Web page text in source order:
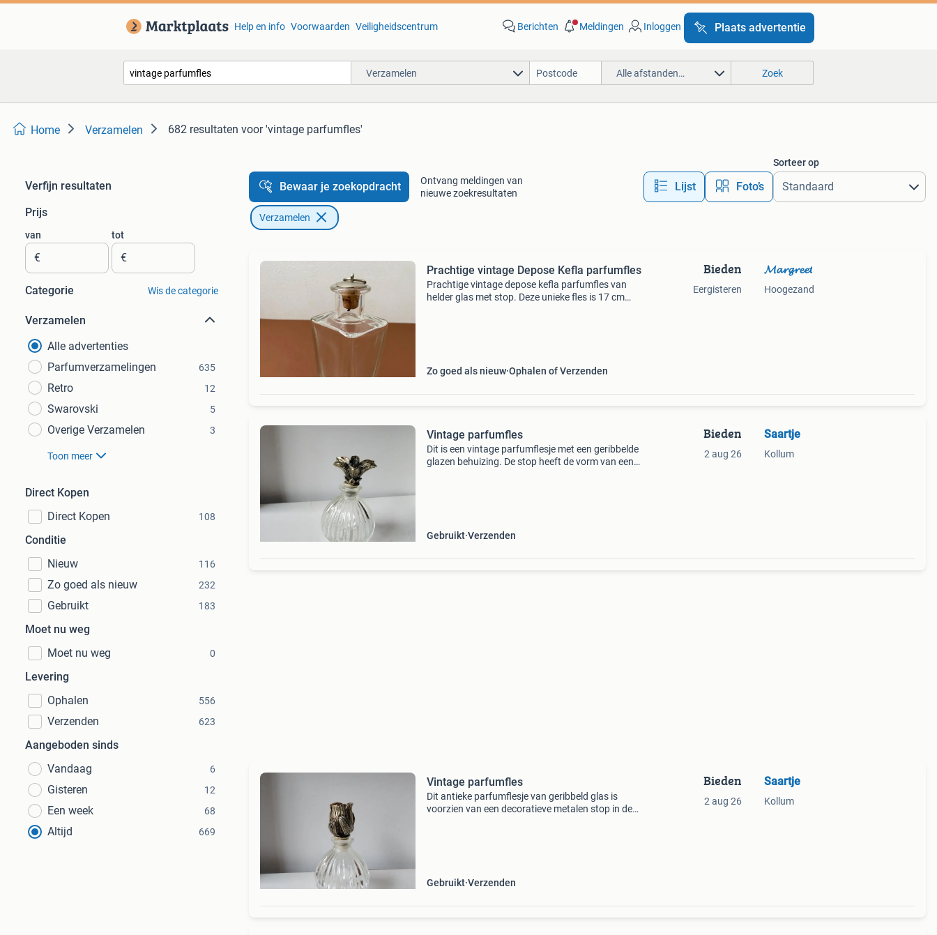
Help en info Voorwaarden Veiligheidscentrum Berichten Meldingen Inloggen Plaats advertentie
Verzamelen Alle afstanden… Zoek
Home Verzamelen 682 resultaten voor 'vintage parfumfles'
Verfijn resultaten
Prijs
van
€
tot
€
Categorie Wis de categorie
Verzamelen
Alle advertenties
Parfumverzamelingen
635
Retro 12
Swarovski 5
Overige Verzamelen 3
Toon meer
Direct Kopen
Direct Kopen
108
Conditie
Nieuw
116
Zo goed als nieuw 232
Gebruikt 183
Moet nu weg
Moet nu weg
0
Levering
Ophalen
556
Verzenden 623
Aangeboden sinds
Vandaag
6
Gisteren 12
Een week 68
Altijd 669
Bewaar je zoekopdracht
Ontvang meldingen van
nieuwe zoekresultaten
Lijst Foto’s
Sorteer op
Verzamelen
Prachtige vintage Depose Kefla parfumfles
Prachtige vintage depose kefla parfumfles van
helder glas met stop. Deze unieke fles is 17 cm
Zo goed als nieuw Ophalen of Verzenden
Bieden
Eergisteren
𝓜𝓪𝓻𝓰𝓻𝓮𝓮𝓽
Hoogezand
Vintage parfumfles
Dit is een vintage parfumflesje met een geribbelde
glazen behuizing. De stop heeft de vorm van een
Gebruikt Verzenden
Bieden
2 aug 26
Saartje
Kollum
Vintage parfumfles
Dit antieke parfumflesje van geribbeld glas is
voorzien van een decoratieve metalen stop in de
Gebruikt Verzenden
Bieden
2 aug 26
Saartje
Kollum